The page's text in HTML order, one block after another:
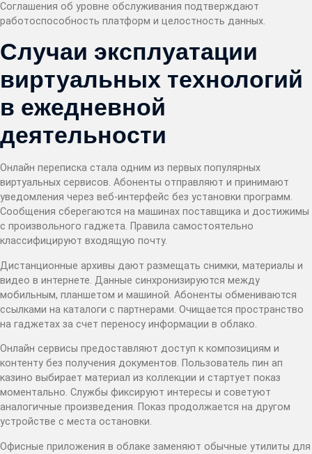
Соглашения об уровне обслуживания подтверждают
работоспособность платформ и целостность данных.
Случаи эксплуатации
виртуальных технологий
в ежедневной
деятельности
Онлайн переписка стала одним из первых популярных
виртуальных сервисов. Абоненты отправляют и принимают
уведомления через веб-интерфейс без установки программ.
Сообщения сберегаются на машинах поставщика и достижимы
с произвольного гаджета. Правила самостоятельно
классифицируют входящую почту.
Дистанционные архивы дают размещать снимки, материалы и
видео в интернете. Данные синхронизируются между
мобильным, планшетом и машиной. Абоненты обмениваются
ссылками на каталоги с партнерами. Очищается пространство
на гаджетах за счет переносу информации в облако.
Онлайн сервисы предоставляют доступ к композициям и
контенту без получения документов. Пользователь пин ап
казино выбирает материал из коллекции и стартует показ
моментально. Службы фиксируют интересы и советуют
аналогичные произведения. Показ продолжается на другом
устройстве с места остановки.
Офисные приложения в облаке заменяют обычные утилиты для